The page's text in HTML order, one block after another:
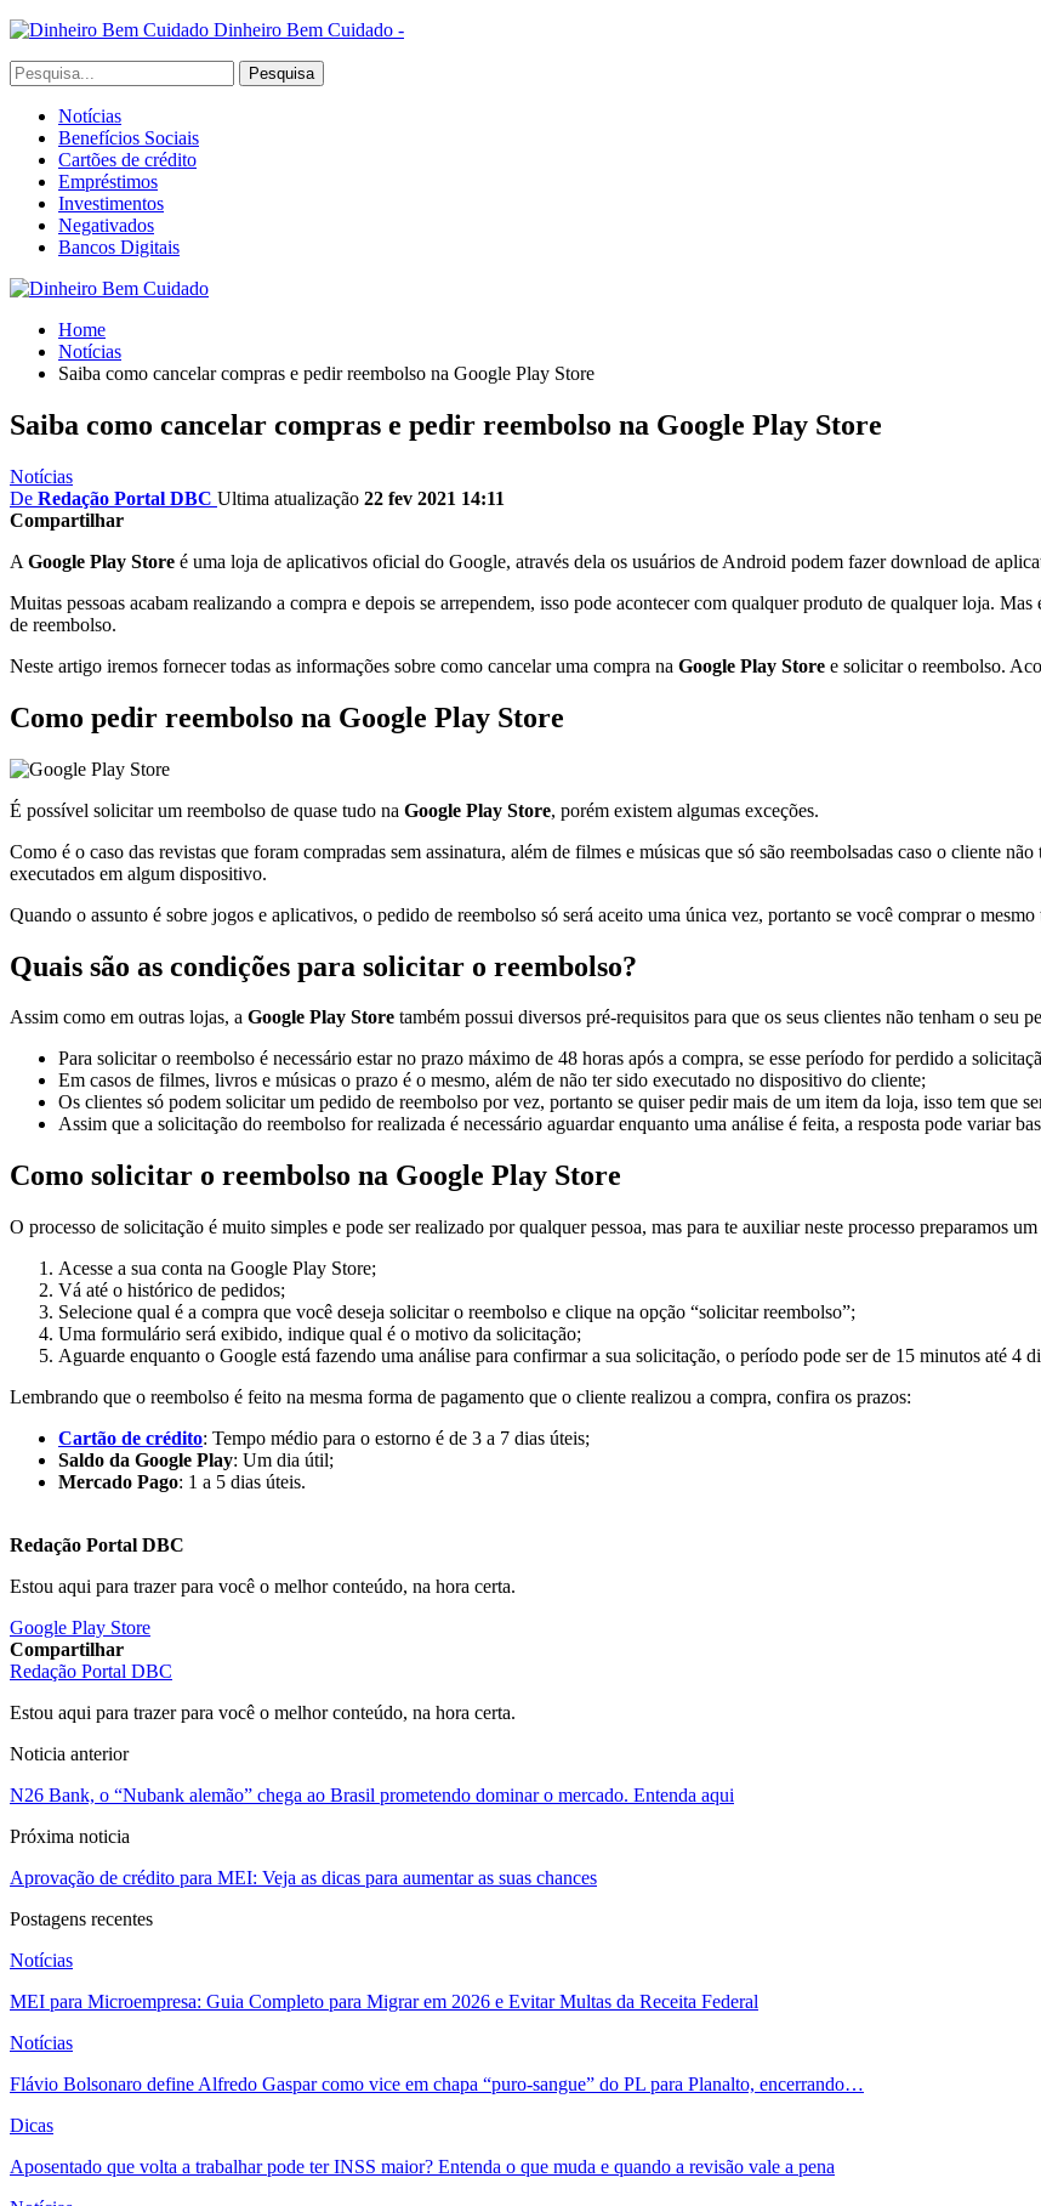
Dinheiro Bem Cuidado -
Notícias
Benefícios Sociais
Cartões de crédito
Empréstimos
Investimentos
Negativados
Bancos Digitais
Home
Notícias
Saiba como cancelar compras e pedir reembolso na Google Play Store
Saiba como cancelar compras e pedir reembolso na Google Play Store
Notícias
De Redação Portal DBC Ultima atualização 22 fev 2021 14:11
Compartilhar
A Google Play Store é uma loja de aplicativos oficial do Google, através dela os usuários de Android podem fazer download de
Muitas pessoas acabam realizando a compra e depois se arrependem, isso pode acontecer com qualquer produto de qualquer loja.
de reembolso.
Neste artigo iremos fornecer todas as informações sobre como cancelar uma compra na Google Play Store e solicitar o reembolso.
Como pedir reembolso na Google Play Store
É possível solicitar um reembolso de quase tudo na Google Play Store, porém existem algumas exceções.
Como é o caso das revistas que foram compradas sem assinatura, além de filmes e músicas que só são reembolsadas caso o cliente
executados em algum dispositivo.
Quando o assunto é sobre jogos e aplicativos, o pedido de reembolso só será aceito uma única vez, portanto se você comprar o
Quais são as condições para solicitar o reembolso?
Assim como em outras lojas, a Google Play Store também possui diversos pré-requisitos para que os seus clientes não tenham o seu
Para solicitar o reembolso é necessário estar no prazo máximo de 48 horas após a compra, se esse período for perdido a
Em casos de filmes, livros e músicas o prazo é o mesmo, além de não ter sido executado no dispositivo do cliente;
Os clientes só podem solicitar um pedido de reembolso por vez, portanto se quiser pedir mais de um item da loja, isso tem que
Assim que a solicitação do reembolso for realizada é necessário aguardar enquanto uma análise é feita, a resposta pode variar
Como solicitar o reembolso na Google Play Store
O processo de solicitação é muito simples e pode ser realizado por qualquer pessoa, mas para te auxiliar neste processo preparamos
Acesse a sua conta na Google Play Store;
Vá até o histórico de pedidos;
Selecione qual é a compra que você deseja solicitar o reembolso e clique na opção “solicitar reembolso”;
Uma formulário será exibido, indique qual é o motivo da solicitação;
Aguarde enquanto o Google está fazendo uma análise para confirmar a sua solicitação, o período pode ser de 15 minutos até 4
Lembrando que o reembolso é feito na mesma forma de pagamento que o cliente realizou a compra, confira os prazos:
Cartão de crédito: Tempo médio para o estorno é de 3 a 7 dias úteis;
Saldo da Google Play: Um dia útil;
Mercado Pago: 1 a 5 dias úteis.
Redação Portal DBC
Estou aqui para trazer para você o melhor conteúdo, na hora certa.
Google Play Store
Compartilhar
Redação Portal DBC
Estou aqui para trazer para você o melhor conteúdo, na hora certa.
Noticia anterior
N26 Bank, o “Nubank alemão” chega ao Brasil prometendo dominar o mercado. Entenda aqui
Próxima noticia
Aprovação de crédito para MEI: Veja as dicas para aumentar as suas chances
Postagens recentes
Notícias
MEI para Microempresa: Guia Completo para Migrar em 2026 e Evitar Multas da Receita Federal
Notícias
Flávio Bolsonaro define Alfredo Gaspar como vice em chapa “puro-sangue” do PL para Planalto, encerrando…
Dicas
Aposentado que volta a trabalhar pode ter INSS maior? Entenda o que muda e quando a revisão vale a pena